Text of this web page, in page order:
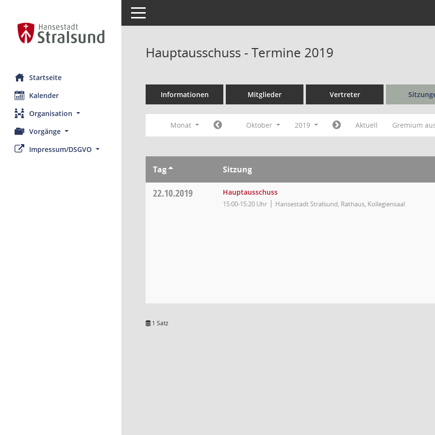
Startseite
Kalender
Organisation
Vorgänge
Impressum/DSGVO
Toggle navigation
Hauptausschuss - Termine 2019
Informationen Mitglieder Vertreter
Monat Oktober 2019 Aktuell Gremium
Tag Sitzung
22.10.2019 Hauptausschuss
15:00-15:20 Uhr Hansestadt Stralsund, Rathaus, Kollegiensaal
1 Satz